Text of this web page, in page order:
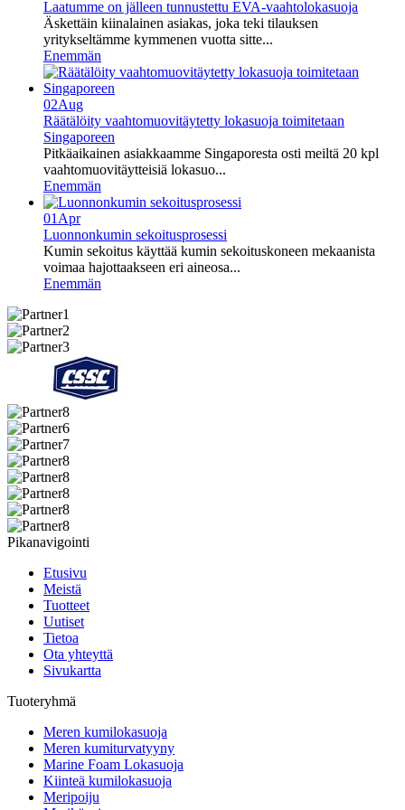
Laatumme on jälleen tunnustettu EVA-vaahtolokasuoja
Äskettäin kiinalainen asiakas, joka teki tilauksen
yritykseltämme kymmenen vuotta sitte...
Enemmän
02Aug
Räätälöity vaahtomuovitäytetty lokasuoja toimitetaan
Singaporeen
Pitkäaikainen asiakkaamme Singaporesta osti meiltä 20 kpl
vaahtomuovitäytteisiä lokasuo...
Enemmän
01 Apr
Luonnonkumin sekoitusprosessi
Kumin sekoitus käyttää kumin sekoituskoneen mekaanista
voimaa hajottaakseen eri aineosa...
Enemmän
Pikanavigointi
Etusivu
Meistä
Tuotteet
Uutiset
Tietoa
Ota yhteyttä
Sivukartta
Tuoteryhmä
Meren kumilokasuoja
Meren kumiturvatyyny
Marine Foam Lokasuoja
Kiinteä kumilokasuoja
Meripoiju